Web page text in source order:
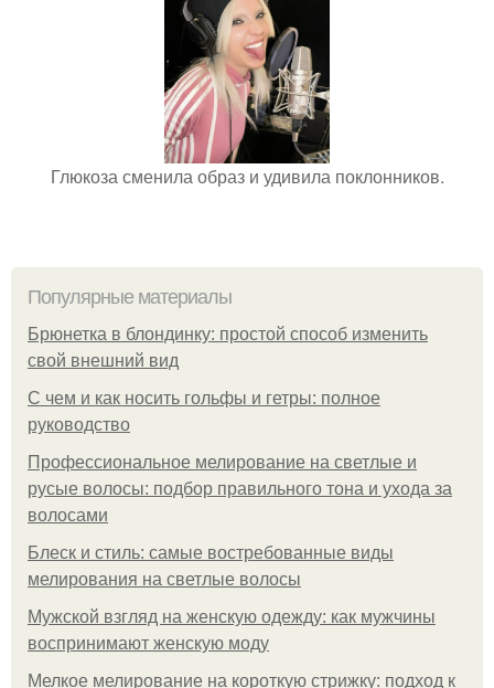
Глюкоза сменила образ и удивила поклонников.
Популярные материалы
Брюнетка в блондинку: простой способ изменить
свой внешний вид
С чем и как носить гольфы и гетры: полное
руководство
Профессиональное мелирование на светлые и
русые волосы: подбор правильного тона и ухода за
волосами
Блеск и стиль: самые востребованные виды
мелирования на светлые волосы
Мужской взгляд на женскую одежду: как мужчины
воспринимают женскую моду
Мелкое мелирование на короткую стрижку: подход к